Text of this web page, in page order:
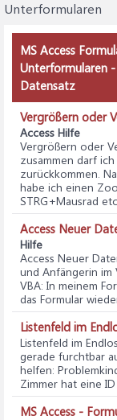
Unterformularen
MS Access
Unterformularen -
Datensatz
Vergrößern oder
Access Hilfe
Vergrößern oder
zusammen darf
zurückkommen.
habe ich einen
STRG+Mausrad
Access Neuer
Hilfe
Access Neuer
und Anfängerin im
VBA: In meinem
das Formular
Listenfeld im
Listenfeld im
gerade furchtbar
helfen:
Zimmer hat eine
MS Access -